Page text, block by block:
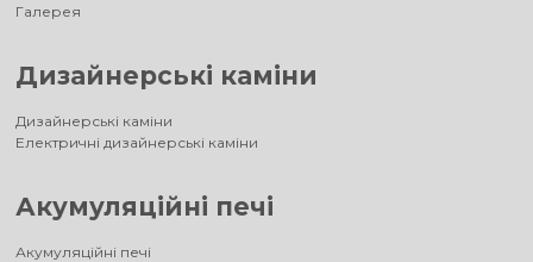
Галерея
Дизайнерські каміни
Дизайнерські каміни
Електричні дизайнерські каміни
Акумуляційні печі
Акумуляційні печі